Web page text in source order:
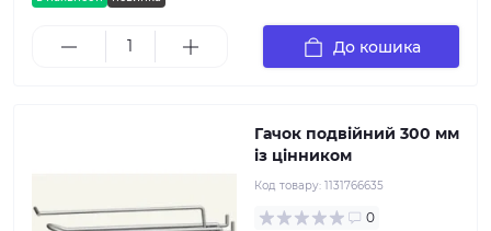
До кошика
Гачок подвійний 300 мм
із цінником
Код товару: 1131766635
0